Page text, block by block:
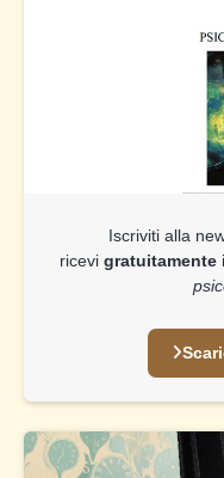
Iscriviti alla
ricevi gratuitamente